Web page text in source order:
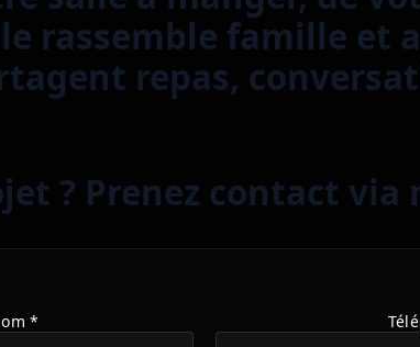
rassemble famille et
repas,
? Prenez contact
*